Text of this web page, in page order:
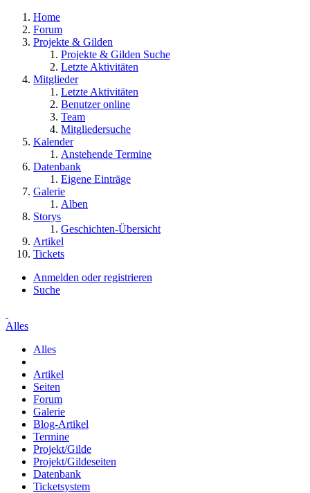
Home
Forum
Projekte & Gilden
Projekte & Gilden Suche
Letzte Aktivitäten
Mitglieder
Letzte Aktivitäten
Benutzer online
Team
Mitgliedersuche
Kalender
Anstehende Termine
Datenbank
Eigene Einträge
Galerie
Alben
Storys
Geschichten-Übersicht
Artikel
Tickets
Anmelden oder registrieren
Suche
Alles
Alles
Artikel
Seiten
Forum
Galerie
Blog-Artikel
Termine
Projekt/Gilde
Projekt/Gildeseiten
Datenbank
Ticketsystem